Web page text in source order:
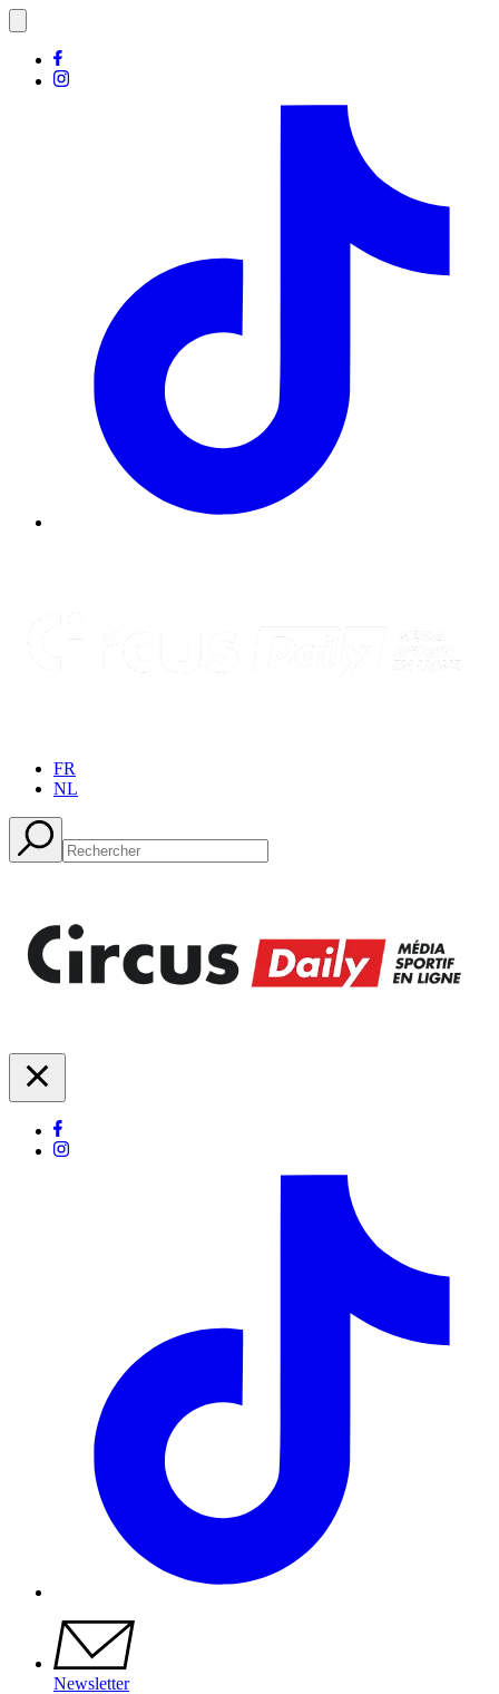
FR
NL
Newsletter